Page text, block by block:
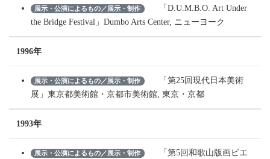
展示・公演によるもの／展示・制作
「D.U.M.B.O. Art Under
the Bridge Festival」Dumbo Arts Center, ニューヨーク
1996年
展示・公演によるもの／展示・制作
「第25回現代日本美術
展」東京都美術館・京都市美術館, 東京・京都
1993年
展示・公演によるもの／展示・制作
「第5回和歌山版画ビエ